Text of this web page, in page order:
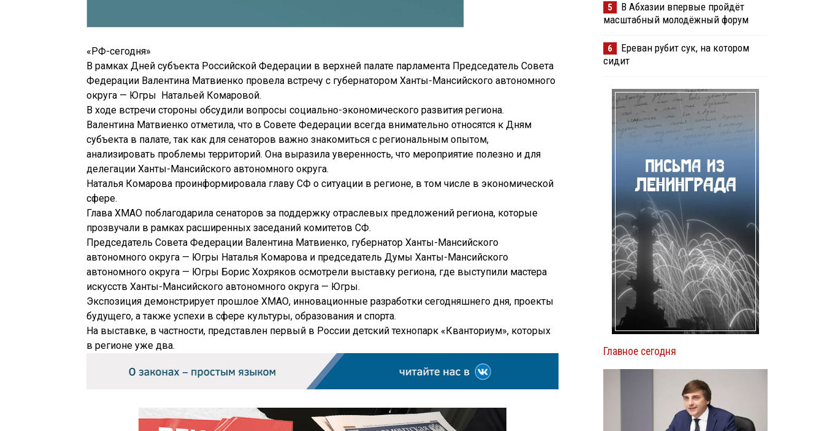
«РФ-сегодня»
В рамках Дней субъекта Российской Федерации в верхней палате парламента Председатель Совета
Федерации Валентина Матвиенко провела встречу с губернатором Ханты-Мансийского автономного
округа — Югры Натальей Комаровой.
В ходе встречи стороны обсудили вопросы социально-экономического развития региона.
Валентина Матвиенко отметила, что в Совете Федерации всегда внимательно относятся к Дням
субъекта в палате, так как для сенаторов важно знакомиться с региональным опытом,
анализировать проблемы территорий. Она выразила уверенность, что мероприятие полезно и для
делегации Ханты-Мансийского автономного округа.
Наталья Комарова проинформировала главу СФ о ситуации в регионе, в том числе в экономической
сфере.
Глава ХМАО поблагодарила сенаторов за поддержку отраслевых предложений региона, которые
прозвучали в рамках расширенных заседаний комитетов СФ.
Председатель Совета Федерации Валентина Матвиенко, губернатор Ханты-Мансийского
автономного округа — Югры Наталья Комарова и председатель Думы Ханты-Мансийского
автономного округа — Югры Борис Хохряков осмотрели выставку региона, где выступили мастера
искусств Ханты-Мансийского автономного округа — Югры.
Экспозиция демонстрирует прошлое ХМАО, инновационные разработки сегодняшнего дня, проекты
будущего, а также успехи в сфере культуры, образования и спорта.
На выставке, в частности, представлен первый в России детский технопарк «Кванториум», которых
в регионе уже два.
5
В Абхазии впервые пройдёт
масштабный молодёжный форум
6
Ереван рубит сук, на котором
сидит
Главное сегодня